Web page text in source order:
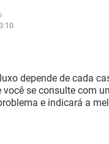
depende de cada
você se consulte com
e indicará a